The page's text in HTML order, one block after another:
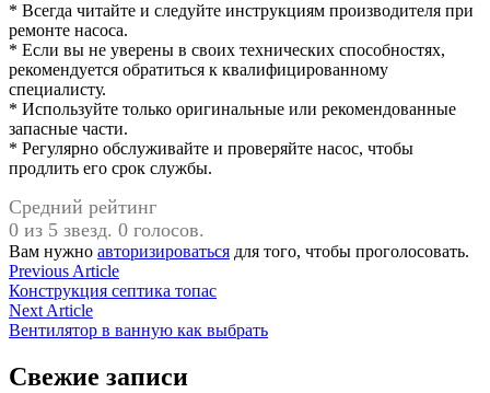
* Всегда читайте и следуйте инструкциям производителя при
ремонте насоса.
* Если вы не уверены в своих технических способностях,
рекомендуется обратиться к квалифицированному
специалисту.
* Используйте только оригинальные или рекомендованные
запасные части.
* Регулярно обслуживайте и проверяйте насос, чтобы
продлить его срок службы.
Средний рейтинг
0 из 5 звезд. 0 голосов.
Вам нужно авторизироваться для того, чтобы проголосовать.
Навигация
по
записям
Previous ArticlePrevious
article:
Конструкция септика топас
Next ArticleNext
article:
Вентилятор в ванную как выбрать
Свежие записи